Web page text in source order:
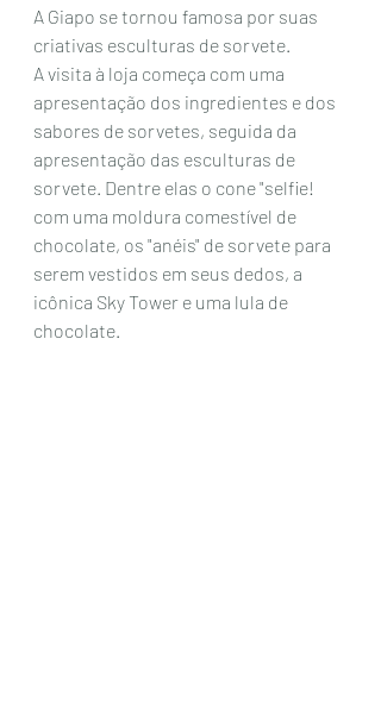
A Giapo se tornou famosa por suas
criativas esculturas de sorvete.
A visita à loja começa com uma
apresentação dos ingredientes e dos
sabores de sorvetes, seguida da
apresentação das esculturas de
sorvete. Dentre elas o cone "selfie!
com uma moldura comestível de
chocolate, os "anéis" de sorvete para
serem vestidos em seus dedos, a
icônica Sky Tower e uma lula de
chocolate.